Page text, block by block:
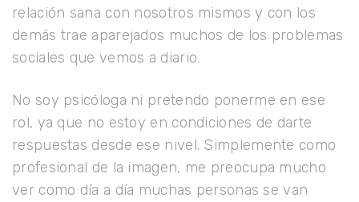
relación sana con nosotros mismos y con los
demás trae aparejados muchos de los problemas
sociales que vemos a diario.
No soy psicóloga ni pretendo ponerme en ese
rol, ya que no estoy en condiciones de darte
respuestas desde ese nivel. Simplemente como
profesional de la imagen, me preocupa mucho
ver como día a día muchas personas se van